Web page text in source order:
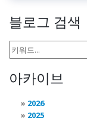
블로그 검색
아카이브
2026
2025